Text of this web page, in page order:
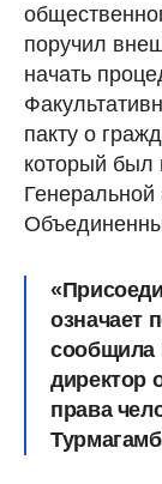
поручил
начать
пакту о
который был
означает
сообщила
директор
права